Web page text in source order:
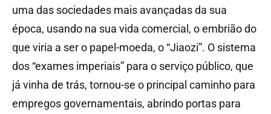
uma das sociedades mais avançadas da sua
época, usando na sua vida comercial, o embrião do
que viria a ser o papel-moeda, o “Jiaozi”. O sistema
dos “exames imperiais” para o serviço público, que
já vinha de trás, tornou-se o principal caminho para
empregos governamentais, abrindo portas para